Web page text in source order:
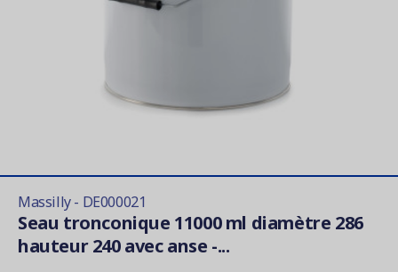
Massilly - DE000021
Seau tronconique 11000 ml diamètre 286
hauteur 240 avec anse -...